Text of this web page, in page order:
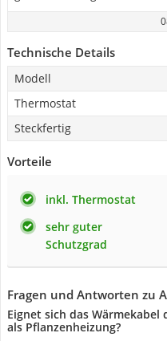
Technische Details
Modell
Thermostat
Steckfertig
Vorteile
inkl. Thermostat
sehr guter
Schutzgrad
Fragen und Antworten zu
Eignet sich das Wärmekabel
als Pflanzenheizung?